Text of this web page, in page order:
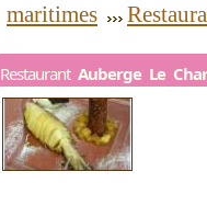
maritimes
Restaurant Auberge Le